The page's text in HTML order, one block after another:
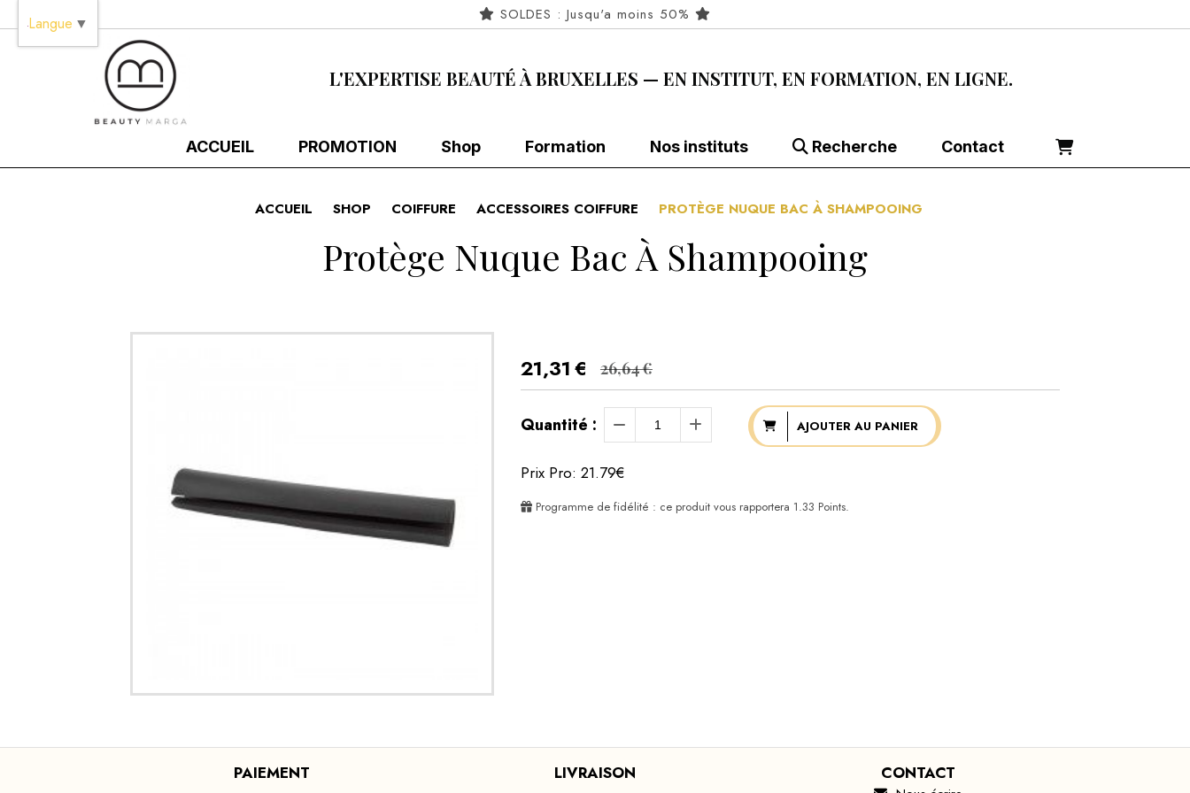
SOLDES : Jusqu'a moins 50%
L'EXPERTISE BEAUTÉ À BRUXELLES — EN INSTITUT, EN FORMATION, EN LIGNE.
ACCUEIL PROMOTION Shop Formation Nos instituts Recherche Contact
ACCUEIL SHOP COIFFURE ACCESSOIRES COIFFURE PROTÈGE NUQUE BAC À SHAMPOOING
Protège Nuque Bac À Shampooing
21,31€ 26,64€
Quantité : AJOUTER AU PANIER
Prix Pro: 21.79€
Programme de fidélité : ce produit vous rapportera 1.33 Points.
PAIEMENT LIVRAISON CONTACT
Langue ▼